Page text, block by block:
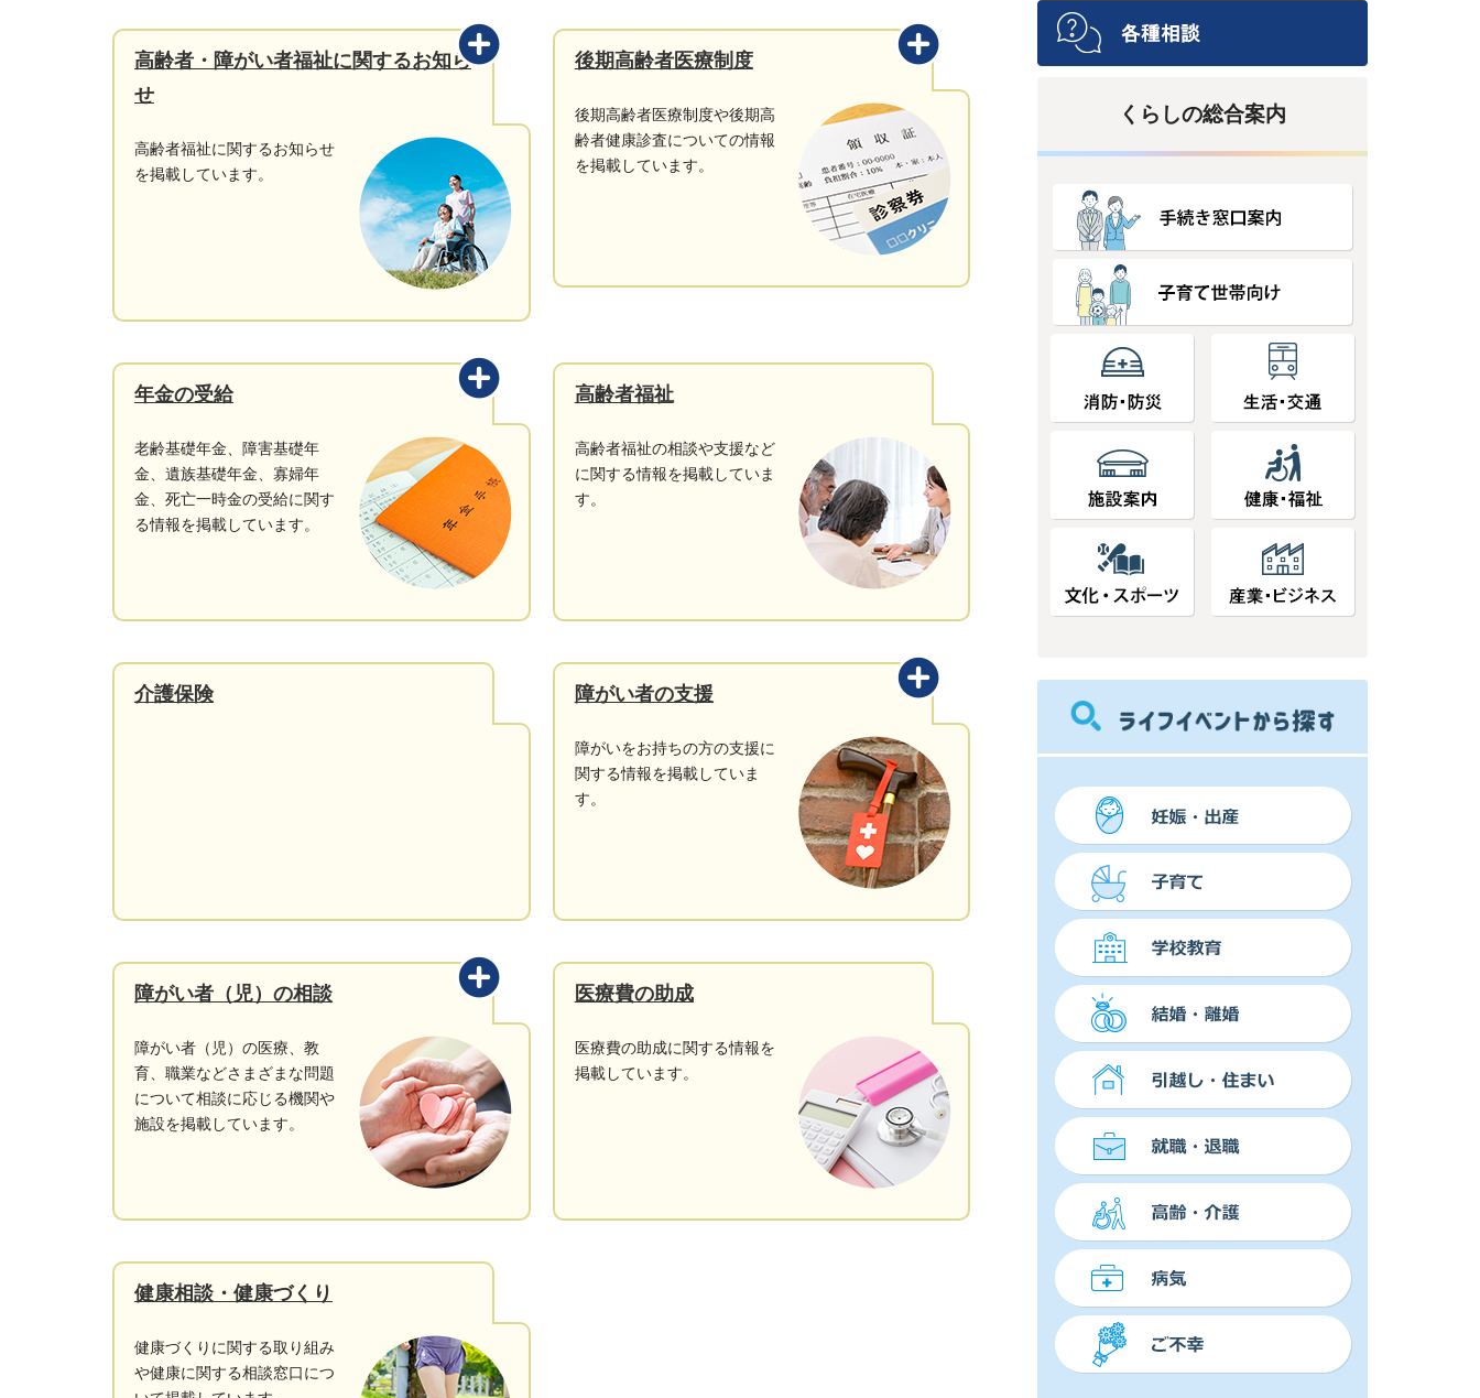
高齢者・障がい者福祉に関するお知ら
せ
高齢者福祉に関するお知らせ
を掲載しています。
後期高齢者医療制度
後期高齢者医療制度や後期高
齢者健康診査についての情報
を掲載しています。
年金の受給
老齢基礎年金、障害基礎年
金、遺族基礎年金、寡婦年
金、死亡一時金の受給に関す
る情報を掲載しています。
高齢者福祉
高齢者福祉の相談や支援など
に関する情報を掲載していま
す。
介護保険 障がい者の支援
障がいをお持ちの方の支援に
関する情報を掲載していま
す。
障がい者（児）の相談
障がい者（児）の医療、教
育、職業などさまざまな問題
について相談に応じる機関や
施設を掲載しています。
医療費の助成
医療費の助成に関する情報を
掲載しています。
健康相談・健康づくり
健康づくりに関する取り組み
や健康に関する相談窓口につ
くらしの総合案内